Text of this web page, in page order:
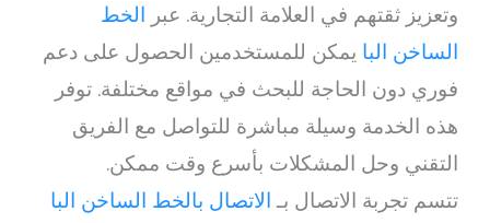
وتعزيز ثقتهم في العلامة التجارية. عبر الخط
الساخن البا يمكن للمستخدمين الحصول على دعم
فوري دون الحاجة للبحث في مواقع مختلفة. توفر
هذه الخدمة وسيلة مباشرة للتواصل مع الفريق
التقني وحل المشكلات بأسرع وقت ممكن.
تتسم تجربة الاتصال بـ الاتصال بالخط الساخن البا